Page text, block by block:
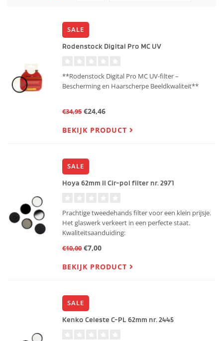
SALE
Rodenstock Digital Pro MC UV
**Rodenstock Digital Pro MC UV-filter –
Bescherming en Haarscherpe Beeldkwaliteit**
must-have voor elke fotograaf. Dit hoogwaardige
filter beschermt je lens tegen stof, krassen en vuil,
terwijl het hi
€34,95 €24,46
BEKIJK PRODUCT
SALE
Hoya 62mm II Cir-pol filter nr. 2971
Prachtige tweedehands filter voor een klein prijsje.
Het glaswerk verkeert in een perfecte staat.
Kwaliteitsaanduiding:
€10,00 €7,00
BEKIJK PRODUCT
SALE
Kenko Celeste C-PL 62mm nr. 2445